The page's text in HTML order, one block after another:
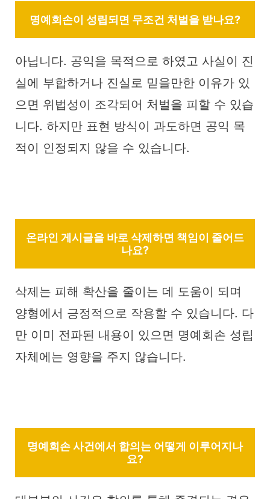
명예회손이 성립되면 무조건 처벌을 받나요?
아닙니다. 공익을 목적으로 하였고 사실이 진
실에 부합하거나 진실로 믿을만한 이유가 있
으면 위법성이 조각되어 처벌을 피할 수 있습
니다. 하지만 표현 방식이 과도하면 공익 목
적이 인정되지 않을 수 있습니다.
온라인 게시글을 바로 삭제하면 책임이 줄어드
나요?
삭제는 피해 확산을 줄이는 데 도움이 되며
양형에서 긍정적으로 작용할 수 있습니다. 다
만 이미 전파된 내용이 있으면 명예회손 성립
자체에는 영향을 주지 않습니다.
명예회손 사건에서 합의는 어떻게 이루어지나
요?